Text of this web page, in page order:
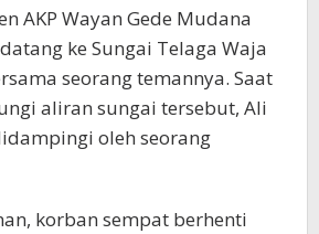
AKP Wayan Gede Mudana
ke Sungai Telaga Waja
seorang temannya. Saat
aliran sungai tersebut, Ali
oleh seorang
korban sempat berhenti